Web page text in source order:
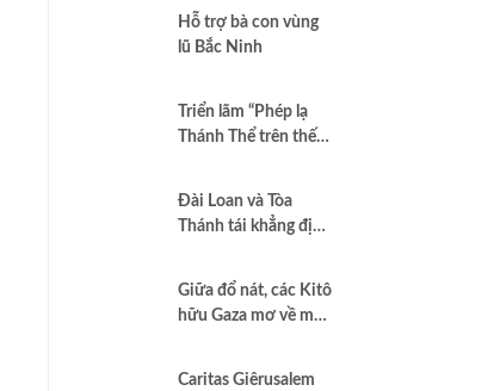
Hỗ trợ bà con vùng
lũ Bắc Ninh
Triển lãm “Phép lạ
Thánh Thể trên thế
Đài Loan và Tòa
Thánh tái khẳng định
hòa bình và dân chủ
Giữa đổ nát, các Kitô
hữu Gaza mơ về một
Caritas Giêrusalem